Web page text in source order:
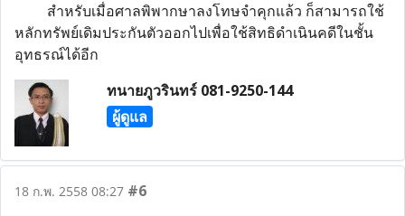
สำหรับเมื่อศาลพิพากษาลงโทษจำคุกแล้ว ก็สามารถใช้
หลักทรัพย์เดิมประกันตัวออกไปเพื่อใช้สิทธิดำเนินคดีในชั้น
อุทธรณ์ได้อีก
ทนายภูวรินทร์ 081-9250-144
ผู้ดูแล
18 ก.พ. 2558 08:27 #6